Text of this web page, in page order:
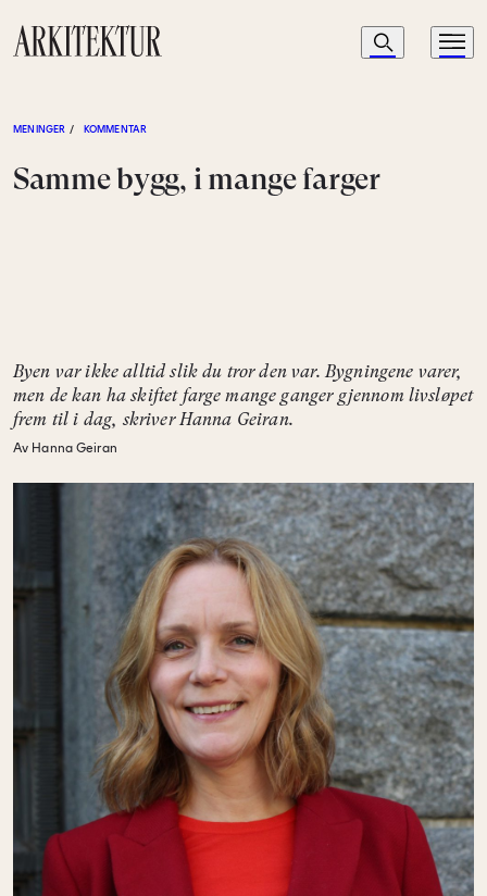
Navigasjon
Søk Meny
MENINGER / KOMMENTAR
Samme bygg, i mange farger
Byen var ikke alltid slik du tror den var. Bygningene varer,
men de kan ha skiftet farge mange ganger gjennom livsløpet
frem til i dag, skriver Hanna Geiran.
Av Hanna Geiran